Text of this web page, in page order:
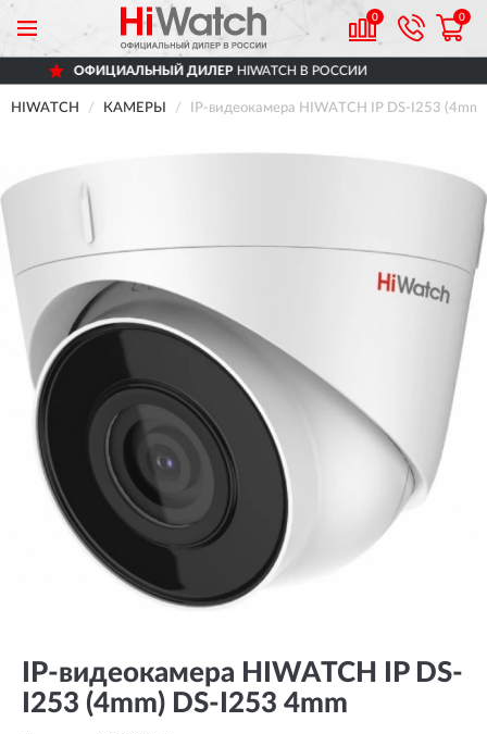
0 0
ДИЛЕРHIWATCH В РОССИИ
HIWATCH КАМЕРЫ IP-видеокамера HIWATCH IP DS-I253 (4mm)
IP-видеокамера HIWATCH IP DS-
I253 (4mm) DS-I253 4mm